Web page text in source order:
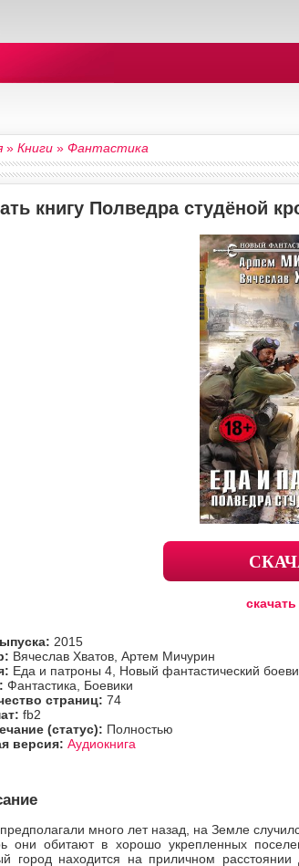
»Книги »Фантастика
книгу Полведра студёной
скачать
2015
Вячеслав Хватов, Артем Мичурин
Еда и патроны 4, Новый фантастический
Фантастика, Боевики
страниц:74
fb2
(статус): Полностью
версия:Аудиокнига
много лет назад, на Земле
они обитают в хорошо укрепленных
город находится на приличном